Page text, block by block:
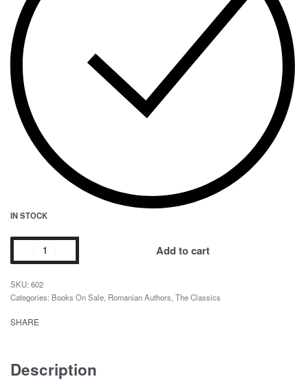
IN STOCK
Add to cart
602
Categories: Books On Sale Romanian Authors The Classics
SHARE
Description